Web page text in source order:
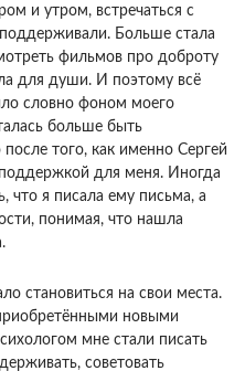
и утром, встречаться с
Больше стала
фильмов про доброту
для души. И поэтому всё
словно фоном моего
больше быть
того, как именно Сергей
для меня. Иногда
что я писала ему письма, а
понимая, что нашла
становиться на свои места.
новыми
мне стали писать
советовать